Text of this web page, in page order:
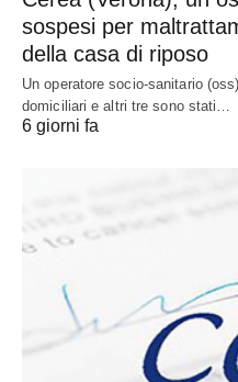
sospesi per
della casa di riposo
Un operatore socio-sanitario
domiciliari e altri tre sono stati…
6 giorni fa